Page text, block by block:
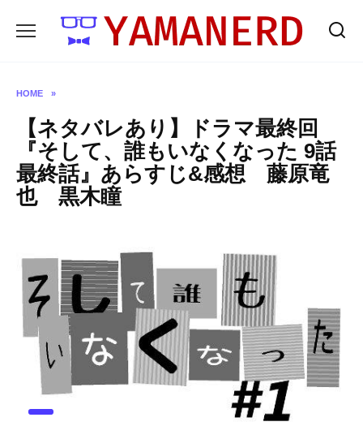
HOME »
【ネタバレあり】ドラマ最終回
『そして、誰もいなくなった 9話
最終話』あらすじ&感想 藤原竜
也 黒木瞳